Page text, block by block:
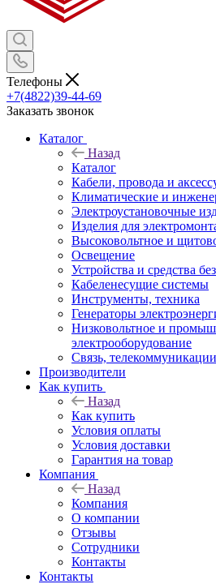
Телефоны
+7(4822)39-44-69
Заказать звонок
Каталог
Назад
Каталог
Кабели, провода и
Климатические и
Электроустановочные
Изделия для
Высоковольтное и
Освещение
Устройства и средства
Кабеленесущие системы
Инструменты, техника
Генераторы
Низковольтное и
электрооборудование
Связь, телекоммуникации
Производители
Как купить
Назад
Как купить
Условия оплаты
Условия доставки
Гарантия на товар
Компания
Назад
Компания
О компании
Отзывы
Сотрудники
Контакты
Контакты